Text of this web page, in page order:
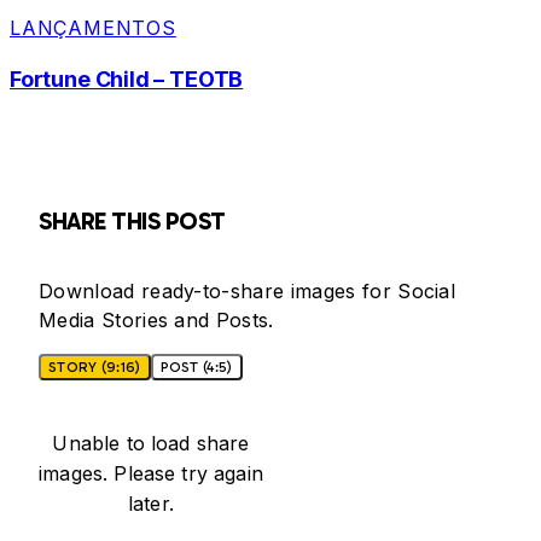
LANÇAMENTOS
Fortune Child – TEOTB
SHARE THIS POST
Download ready-to-share images for Social
Media Stories and Posts.
STORY (9:16) POST (4:5)
Unable to load share
images. Please try again
later.